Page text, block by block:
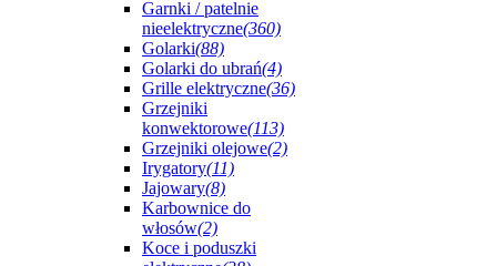
Garnki / patelnie
nieelektryczne(360)
Golarki(88)
Golarki do ubrań(4)
Grille elektryczne(36)
Grzejniki
konwektorowe(113)
Grzejniki olejowe(2)
Irygatory(11)
Jajowary(8)
Karbownice do
włosów(2)
Koce i poduszki